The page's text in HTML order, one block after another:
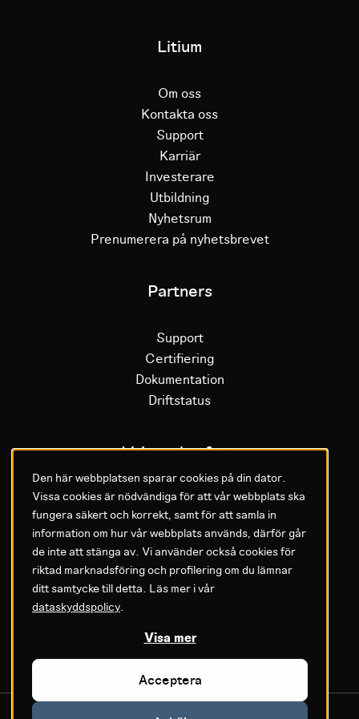
Den här webbplatsen sparar cookies på din dator.
Vissa cookies är nödvändiga för att vår webbplats ska
fungera säkert och korrekt, samt för att samla in
information om hur vår webbplats används, därför går
de inte att stänga av. Vi använder också cookies för
riktad marknadsföring och profilering om du lämnar
ditt samtycke till detta. Läs mer i vår
dataskyddspolicy.
Visa mer
Acceptera
Litium
Om oss
Kontakta oss
Support
Karriär
Investerare
Utbildning
Nyhetsrum
Prenumerera på nyhetsbrevet
Partners
Support
Certifiering
Dokumentation
Driftstatus
Litium plattform
Varför Litium
Kom igång med Litium
GDPR & Agreements
Privacy policy
Legal